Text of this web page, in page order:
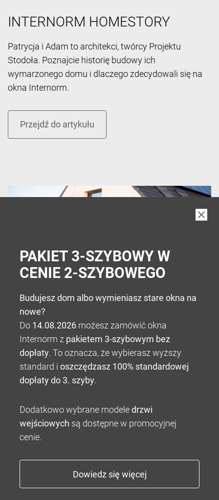
INTERNORM HOMESTORY
Patrycja i Adam to architekci, twórcy Projektu
Stodoła. Poznajcie historię budowy ich
wymarzonego domu i dlaczego zdecydowali się na
okna Internorm.
PAKIET 3-SZYBOWY W
CENIE 2-SZYBOWEGO
Budujesz dom albo wymieniasz stare okna na
nowe?
Do 14.08.2026 możesz zamówić okna
Internorm z pakietem 3-szybowym bez
dopłaty. To oznacza, że wybierasz wyższy
standard i oszczędzasz 100% standardowej
dopłaty do 3. szyby.
Dodatkowo wybrane modeledrzwi
wejściowych są dostępne w promocyjnej
cenie.